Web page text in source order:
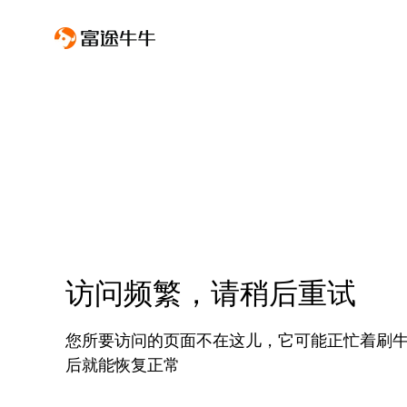
访问频繁，请稍后重试
您所要访问的页面不在这儿，它可能正忙着刷
后就能恢复正常